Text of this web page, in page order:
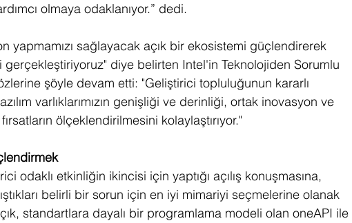
olmaya odaklanıyor.” dedi.
yapmamızı sağlayacak açık bir ekosistemi güçlendirerek
gerçekleştiriyoruz" diye belirten Intel'in Teknolojiden Sorumlu
şöyle devam etti: "Geliştirici topluluğunun kararlı
varlıklarımızın genişliği ve derinliği, ortak inovasyon ve
ölçeklendirilmesini kolaylaştırıyor."
odaklı etkinliğin ikincisi için yaptığı açılış konuşmasına,
belirli bir sorun için en iyi mimariyi seçmelerine olanak
standartlara dayalı bir programlama modeli olan oneAPI ile